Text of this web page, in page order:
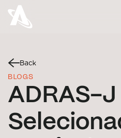
Back
BLOGS
ADRAS-J